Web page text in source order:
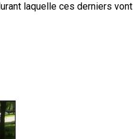
laquelle ces derniers vont